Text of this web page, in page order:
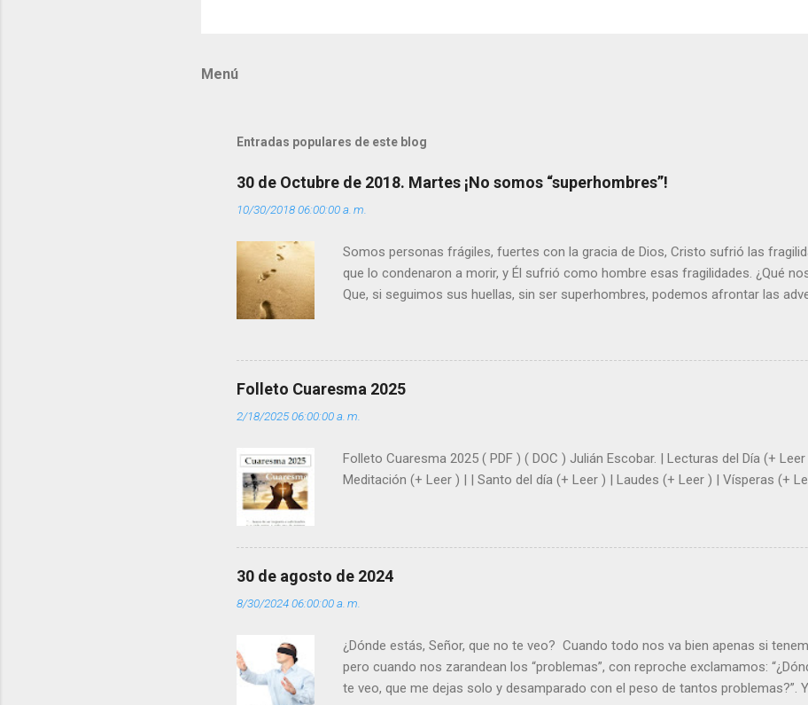
a
Menú
Entradas populares de este blog
30 de Octubre de 2018. Martes ¡No somos “superhombres”!
10/30/2018 06:00:00 a. m.
Somos personas frágiles, fuertes con la gracia de Dios, Cristo sufrió las
que lo condenaron a morir, y Él sufrió como hombre esas fragilidades. ¿Qué
Que, si seguimos sus huellas, sin ser superhombres, podemos afrontar las
que los demás se sientan acompañados y protegidos por nosotros. “ Señor,
pero tú me das la savia para que al menos mis ramas y hojas den sombra en
”. - ¿Te sientes super hombre? - ¿Superas tu fragilidad con la gracia de Dios?
(+ Leer ) |
Folleto Cuaresma 2025
2/18/2025 06:00:00 a. m.
Folleto Cuaresma 2025 ( PDF ) ( DOC ) Julián Escobar. | Lecturas del Día (+
Meditación (+ Leer ) | | Santo del día (+ Leer ) | Laudes (+ Leer ) | Vísperas (+
30 de agosto de 2024
8/30/2024 06:00:00 a. m.
¿Dónde estás, Señor, que no te veo? Cuando todo nos va bien apenas si
pero cuando nos zarandean los “problemas”, con reproche exclamamos:
te veo, que me dejas solo y desamparado con el peso de tantos problemas?”. Y